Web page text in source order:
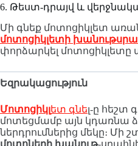
6. Թեստ-դրայվ և
Մի գնեք մոտոցիկլետ
մոտոցիկլետի
փորձարկել մոտոցիկլետը
Եզրակացություն
Մոտոցիկլետ գնել-ը հեշտ
մոտեցմամբ այն կդառնա
ներդրումներից մեկը։ Մի
մոտոների խանութ-